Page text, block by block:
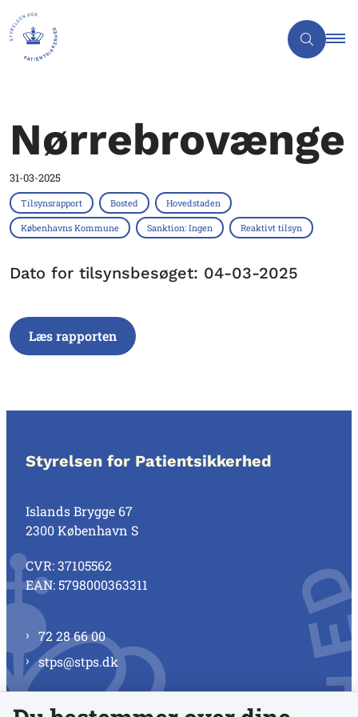
Nørrebrovænge
31-03-2025
Tilsynsrapport Bosted Hovedstaden
Københavns Kommune Sanktion: Ingen Reaktivt tilsyn
Dato for tilsynsbesøget: 04-03-2025
Læs rapporten
Styrelsen for Patientsikkerhed
Islands Brygge 67
2300 København S
CVR: 37105562
EAN: 5798000363311
72 28 66 00
stps@stps.dk